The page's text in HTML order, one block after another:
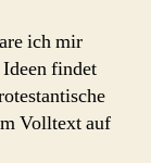
ich mir
findet
Volltext auf